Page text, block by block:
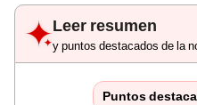
Leer resumen
y puntos destacados de la
Puntos